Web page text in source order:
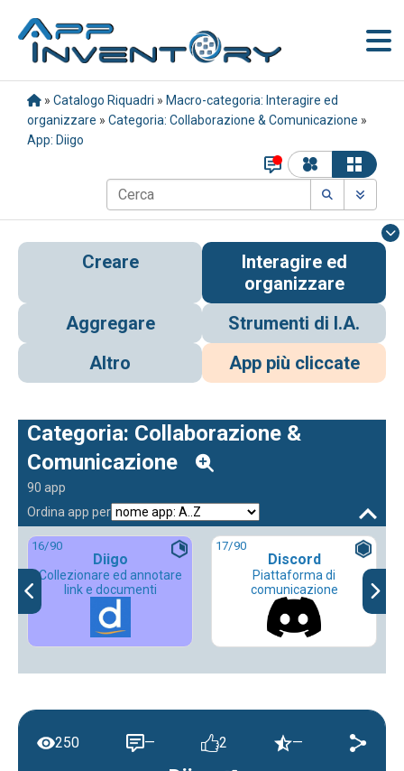
» Catalogo Riquadri » Macro-categoria: Interagire ed
organizzare » Categoria: Collaborazione & Comunicazione »
App: Diigo
Creare
Interagire ed
organizzare
Aggregare
Strumenti di I.A.
Altro
App più cliccate
Categoria: Collaborazione &
Comunicazione
90 app
Ordina app per
16/90
Diigo
Collezionare ed annotare
link e documenti
17/90
Discord
Piattaforma di
comunicazione
250 — 2 —